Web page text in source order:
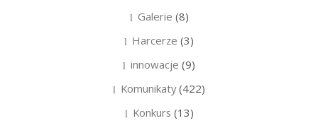
Galerie (8)
Harcerze (3)
innowacje (9)
Komunikaty(422)
Konkurs (13)